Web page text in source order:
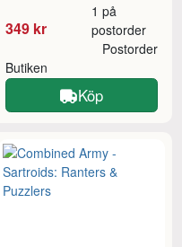
349 kr
1 på
postorder
Butiken
Postorder
Köp